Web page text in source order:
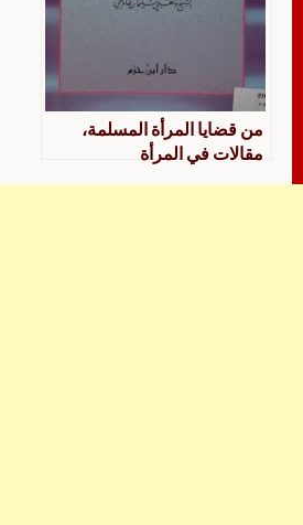
من قضايا المرأة المسلمة،
مقالات في المرأة